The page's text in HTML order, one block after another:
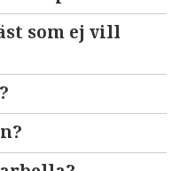
som ej vill